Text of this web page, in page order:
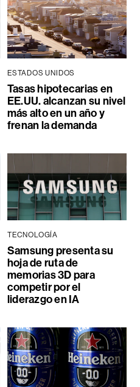
ESTADOS UNIDOS
Tasas hipotecarias en
EE.UU. alcanzan su nivel
más alto en un año y
frenan la demanda
TECNOLOGÍA
Samsung presenta su
hoja de ruta de
memorias 3D para
competir por el
liderazgo en IA